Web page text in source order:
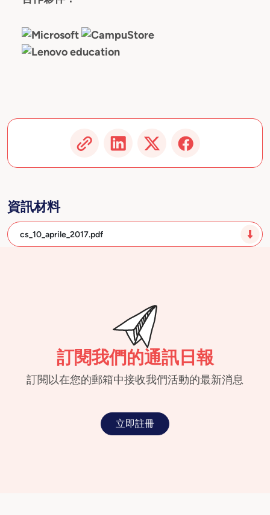
資訊材料
cs_10_aprile_2017.pdf
訂閱我們的通訊日報
訂閱以在您的郵箱中接收我們活動的最新消息
立即註冊